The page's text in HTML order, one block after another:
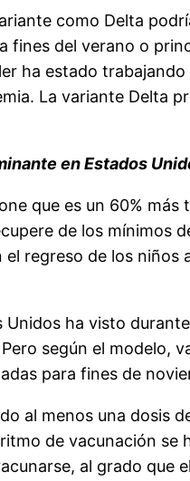
como Delta
fines del verano o
ha estado
La variante Delta
en Estados
que es un 60%
de los mínimos
regreso de los niños
ha visto
según el modelo,
para fines de
al menos una dosis
de vacunación se
al grado que